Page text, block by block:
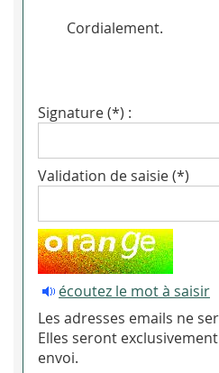
Cordialement.
Signature (*) :
Validation de saisie (*)
écoutez le mot à saisir
Les adresses emails ne
Elles seront
envoi.